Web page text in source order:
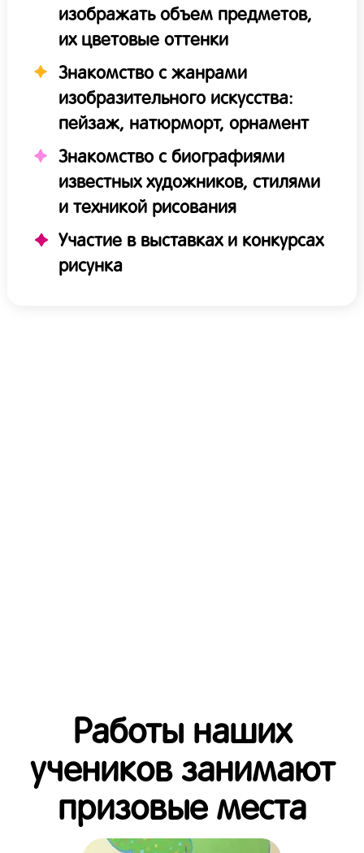
изображать объем предметов,
их цветовые оттенки
Знакомство с жанрами
изобразительного искусства:
пейзаж, натюрморт, орнамент
Знакомство с биографиями
известных художников, стилями
и техникой рисования
Участие в выставках и конкурсах
рисунка
Работы наших
учеников занимают
призовые места